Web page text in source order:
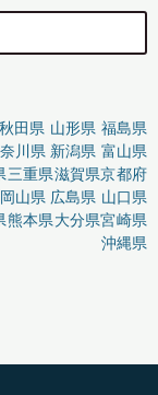
秋田県 山形県 福島県
川県 新潟県 富山県
三重県滋賀県京都府
岡山県 広島県 山口県
熊本県大分県宮崎県
沖縄県